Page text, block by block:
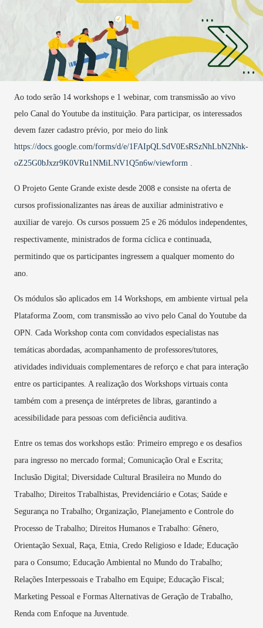
Ao todo serão 14 workshops e 1 webinar, com transmissão ao vivo
pelo Canal do Youtube da instituição. Para participar, os interessados
devem fazer cadastro prévio, por meio do link
https://docs.google.com/forms/d/e/1FAIpQLSdV0EsRSzNhLbN2Nhk-
oZ25G0bJxzr9K0VRu1NMiLNV1Q5n6w/viewform .
O Projeto Gente Grande existe desde 2008 e consiste na oferta de
cursos profissionalizantes nas áreas de auxiliar administrativo e
auxiliar de varejo. Os cursos possuem 25 e 26 módulos independentes,
respectivamente, ministrados de forma cíclica e continuada,
permitindo que os participantes ingressem a qualquer momento do
ano.
Os módulos são aplicados em 14 Workshops, em ambiente virtual pela
Plataforma Zoom, com transmissão ao vivo pelo Canal do Youtube da
OPN. Cada Workshop conta com convidados especialistas nas
temáticas abordadas, acompanhamento de professores/tutores,
atividades individuais complementares de reforço e chat para interação
entre os participantes. A realização dos Workshops virtuais conta
também com a presença de intérpretes de libras, garantindo a
acessibilidade para pessoas com deficiência auditiva.
Entre os temas dos workshops estão: Primeiro emprego e os desafios
para ingresso no mercado formal; Comunicação Oral e Escrita;
Inclusão Digital; Diversidade Cultural Brasileira no Mundo do
Trabalho; Direitos Trabalhistas, Previdenciário e Cotas; Saúde e
Segurança no Trabalho; Organização, Planejamento e Controle do
Processo de Trabalho; Direitos Humanos e Trabalho: Gênero,
Orientação Sexual, Raça, Etnia, Credo Religioso e Idade; Educação
para o Consumo; Educação Ambiental no Mundo do Trabalho;
Relações Interpessoais e Trabalho em Equipe; Educação Fiscal;
Marketing Pessoal e Formas Alternativas de Geração de Trabalho,
Renda com Enfoque na Juventude.